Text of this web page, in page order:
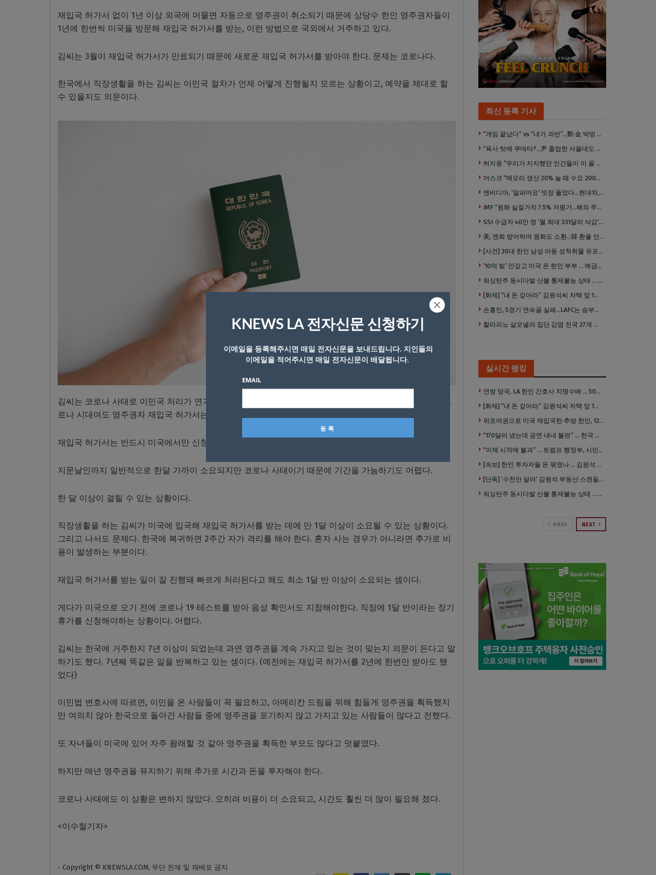
재입국 허가서 없이 1년 이상 외국에 머물면 자동으로 영주권이 취소되기 때문에 상당수 한인 영주권자들이
1년에 한번씩 미국을 방문해 재입국 허가서를 받는, 이런 방법으로 국외에서 거주하고 있다.
김씨는 3월이 재입국 허가서가 만료되기 때문에 새로운 재입국 허가서를 받아야 한다. 문제는 코로나다.
한국에서 직장생활을 하는 김씨는 이민국 절차가 언제 어떻게 진행될지 모르는 상황이고, 예약을 제대로 할
수 있을지도 의문이다.
김씨는 코로나 사태로 이민국 처리가 연기되거나 유예되는 것에 기대를 해봤지만, 담당 이민법 변호사가 “코
로나 시대여도 영주권자 재입국 허가서는 당연히 미국에 입국해 받아야 한다”고 말했다고 밝혔다.
재입국 허가서는 반드시 미국에서만 신청이 가능하고, 지문날인도 미국에서만 가능하다.
지문날인까지 일반적으로 한달 가까이 소요되지만 코로나 사태이기 때문에 기간을 가늠하기도 어렵다.
한 달 이상이 걸릴 수 있는 상황이다.
직장생활을 하는 김씨가 미국에 입국해 재입국 허가서를 받는 데에 만 1달 이상이 소요될 수 있는 상황이다.
그리고 나서도 문제다. 한국에 복귀하면 2주간 자가 격리를 해야 한다. 혼자 사는 경우가 아니라면 추가로 비
용이 발생하는 부분이다.
재입국 허가서를 받는 일이 잘 진행돼 빠르게 처리된다고 해도 최소 1달 반 이상이 소요되는 셈이다.
게다가 미국으로 오기 전에 코로나 19 테스트를 받아 음성 확인서도 지참해야한다. 직장에 1달 반이라는 장기
휴가를 신청해야하는 상황이다. 어렵다.
김씨는 한국에 거주한지 7년 이상이 되었는데 과연 영주권을 계속 가지고 있는 것이 맞는지 의문이 든다고 말
하기도 했다. 7년째 똑같은 일을 반복하고 있는 셈이다. (예전에는 재입국 허가서를 2년에 한번만 받아도 됐
었다)
이민법 변호사에 따르면, 이민을 온 사람들이 꼭 필요하고, 아메리칸 드림을 위해 힘들게 영주권을 획득했지
만 여의치 않아 한국으로 돌아간 사람들 중에 영주권을 포기하지 않고 가지고 있는 사람들이 많다고 전했다.
또 자녀들이 미국에 있어 자주 왕래할 것 같아 영주권을 획득한 부모도 많다고 덧붙였다.
하지만 매년 영주권을 유지하기 위해 추가로 시간과 돈을 투자해야 한다.
코로나 사태에도 이 상황은 변하지 않았다. 오히려 비용이 더 소요되고, 시간도 훨씬 더 많이 필요해 졌다.
<이수철기자>
- Copyright © KNEWSLA.COM, 무단 전재 및 재배포 금지
최신 등록 기사
“게임 끝났다” vs “내가 과반”…鄭·金 박빙 전대 서로 우위 주장
“육사 탓에 쿠데타?…尹 졸업한 서울대도 없애야 하나”
허지웅 “우리가 지지했던 인간들이 이 꼴 만들었다”
머스크 “메모리 생산 20% 늘 때 수요 200% 증가” … 반도체 매출 1조달러 눈 앞
엔비디아, ‘알파마요’ 빗장 풀었다…현대차, 자율주행 속도내나
IMF “원화 실질가치 7.5% 저평가…해외 주식투자 영향”
SSI 수급자 40만 명 ‘월 최대 331달러 삭감’ 위기…10만 명은 수급자격 상실
美, 엔화 방어하며 원화도 소환…韓 환율 안정 ‘우군’ 되나
[사건] 30대 한인 남성 아동 성착취물 유포 혐의로 체포
’10억 빚’ 안갚고 미국 온 한인 부부 … 예금보험공사, 미국서 소송
워싱턴주 동시다발 산불 통제불능 상태 … 이재민 수십만명
[화제] “내 돈 갚아라” 김원석씨 자택 앞 1인 광대 시위 … 한인 투자사, “108만 달러 못받아”
손흥민, 5경기 연속골 실패…LAFC는 승부차기 끝 과달라하라 격파
할라피뇨 살모넬라 집단 감염 전국 27개 주 급속 확산
실시간 랭킹
연방 당국, LA 한인 간호사 지명수배 … 500만 달러 메디캐어 사기, 선고 직전 한국 도주
[화제] “내 돈 갚아라” 김원석씨 자택 앞 1인 광대 시위 … 한인 투자사, “108만 달러 못받아”
위조여권으로 미국 재입국한 추방 한인, 120만 달러 은행 사기 행각
“170달러 냈는데 공연 내내 불편” … 한국 코미디언 LA공연, 음향 불량에 외모 비하 개그 논란
“이제 시작에 불과” … 트럼프 행정부, 시민권 박탈 본격화
[속보] 한인 투자자들 돈 묶였나 … 김원석 회사들 챕터7 강제파산·자진파산 잇따라 신청
[단독] ‘수천만 달러’ 김원석 부동산 스캔들 새 국면 … 한인 투자자들 소송 잇따라 ‘디폴트’ 절차
워싱턴주 동시다발 산불 통제불능 상태 … 이재민 수십만명
PREV NEXT
KNEWS LA 전자신문 신청하기
이메일을 등록해주시면 매일 전자신문을 보내드립니다. 지인들의
이메일을 적어주시면 매일 전자신문이 배달됩니다.
EMAIL